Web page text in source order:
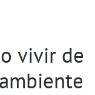
vivir de